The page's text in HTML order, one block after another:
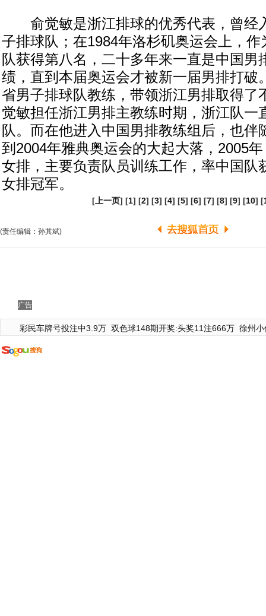
俞觉敏是浙江排球的优秀代表，曾经
子排球队；在1984年洛杉矶奥运会上，
队获得第八名，二十多年来一直是中国男
绩，直到本届奥运会才被新一届男排打破
省男子排球队教练，带领浙江男排取得了
觉敏担任浙江男排主教练时期，浙江队一
队。而在他进入中国男排教练组后，也伴
到2004年雅典奥运会的大起大落，2005
女排，主要负责队员训练工作，率中国队
女排冠军。
[ 上一页] [1] [2] [3] [4] [5] [6] [7] [8] [9] [10] [
(责任编辑：孙其斌)
广告
彩民车牌号投注中3.9万 双色球148期开奖:头奖11注666万 徐州